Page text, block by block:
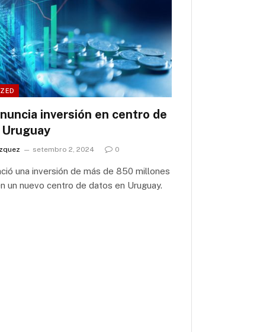
inversión en centro de
setembro 2, 2024 0
una inversión de más de 850 millones
un nuevo centro de datos en Uruguay.